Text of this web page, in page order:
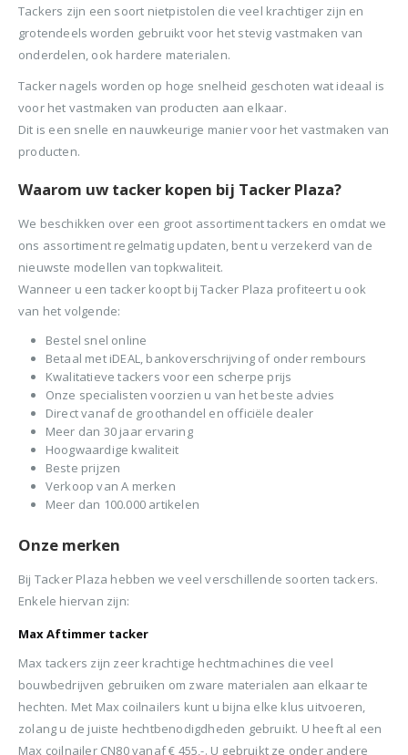
Tackers zijn een soort nietpistolen die veel krachtiger zijn en
grotendeels worden gebruikt voor het stevig vastmaken van
onderdelen, ook hardere materialen.
Tacker nagels worden op hoge snelheid geschoten wat ideaal is
voor het vastmaken van producten aan elkaar.
Dit is een snelle en nauwkeurige manier voor het vastmaken van
producten.
Waarom uw tacker kopen bij Tacker Plaza?
We beschikken over een groot assortiment tackers en omdat we
ons assortiment regelmatig updaten, bent u verzekerd van de
nieuwste modellen van topkwaliteit.
Wanneer u een tacker koopt bij Tacker Plaza profiteert u ook
van het volgende:
Bestel snel online
Betaal met iDEAL, bankoverschrijving of onder rembours
Kwalitatieve tackers voor een scherpe prijs
Onze specialisten voorzien u van het beste advies
Direct vanaf de groothandel en officiële dealer
Meer dan 30 jaar ervaring
Hoogwaardige kwaliteit
Beste prijzen
Verkoop van A merken
Meer dan 100.000 artikelen
Onze merken
Bij Tacker Plaza hebben we veel verschillende soorten tackers.
Enkele hiervan zijn:
Max Aftimmer tacker
Max tackers zijn zeer krachtige hechtmachines die veel
bouwbedrijven gebruiken om zware materialen aan elkaar te
hechten. Met Max coilnailers kunt u bijna elke klus uitvoeren,
zolang u de juiste hechtbenodigdheden gebruikt. U heeft al een
Max coilnailer CN80 vanaf € 455,-. U gebruikt ze onder andere